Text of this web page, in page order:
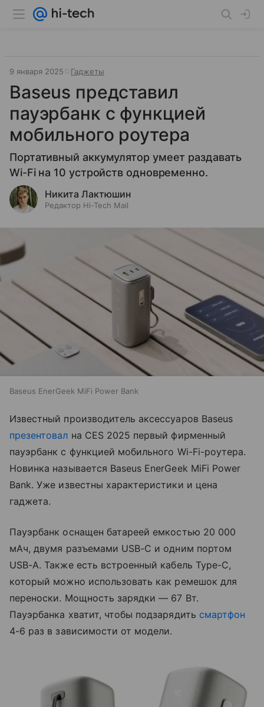
9 января 2025 Гаджеты
Baseus представил
пауэрбанк с функцией
мобильного роутера
Портативный аккумулятор умеет раздавать
Wi-Fi на 10 устройств одновременно.
Никита Лактюшин
Редактор Hi-Tech Mail
Baseus EnerGeek MiFi Power Bank
Известный производитель аксессуаров Baseus
презентовал на CES 2025 первый фирменный
пауэрбанк с функцией мобильного Wi-Fi-роутера.
Новинка называется Baseus EnerGeek MiFi Power
Bank. Уже известны характеристики и цена
гаджета.
Пауэрбанк оснащен батареей емкостью 20 000
мАч, двумя разъемами USB-C и одним портом
USB-A. Также есть встроенный кабель Type-C,
который можно использовать как ремешок для
переноски. Мощность зарядки — 67 Вт.
Пауэрбанка хватит, чтобы подзарядить смартфон
4-6 раз в зависимости от модели.